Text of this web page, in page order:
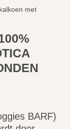
met
BARF)